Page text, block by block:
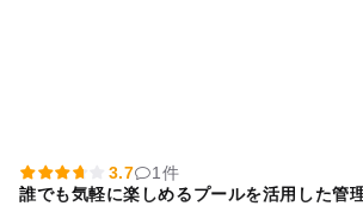
3.7
1件
誰でも気軽に楽しめるプールを活用した管